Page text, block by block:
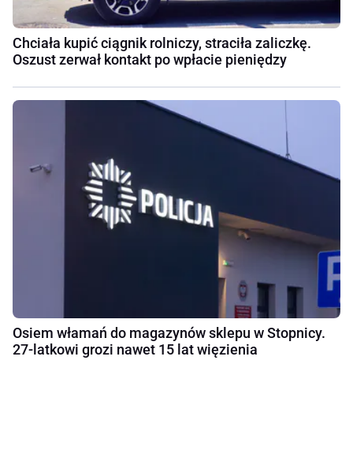
Chciała kupić ciągnik rolniczy, straciła zaliczkę.
Oszust zerwał kontakt po wpłacie pieniędzy
Osiem włamań do magazynów sklepu w Stopnicy.
27-latkowi grozi nawet 15 lat więzienia